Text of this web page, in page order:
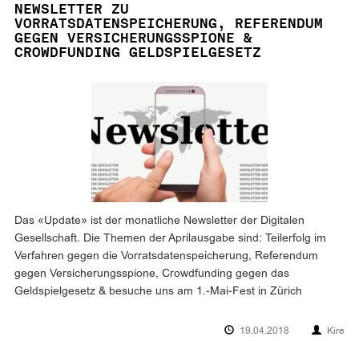
NEWSLETTER ZU
VORRATSDATENSPEICHERUNG, REFERENDUM
GEGEN VERSICHERUNGSSPIONE &
CROWDFUNDING GELDSPIELGESETZ
Das «Update» ist der monatliche Newsletter der Digitalen
Gesellschaft. Die Themen der Aprilausgabe sind: Teilerfolg im
Verfahren gegen die Vorratsdatenspeicherung, Referendum
gegen Versicherungsspione, Crowdfunding gegen das
Geldspielgesetz & besuche uns am 1.-Mai-Fest in Zürich
19.04.2018 Kire